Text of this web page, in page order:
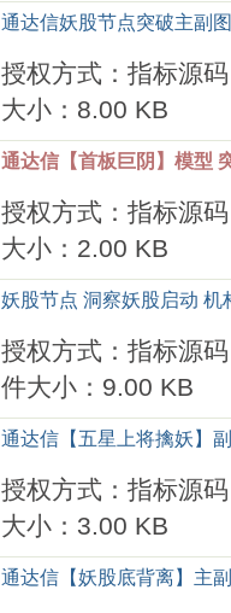
通达信妖股节点突破主副
授权方式：指标源码
大小：8.00 KB
通达信【首板巨阴】模型
授权方式：指标源码
大小：2.00 KB
妖股节点 洞察妖股启动
授权方式：指标源码
件大小：9.00 KB
通达信【五星上将擒妖】
授权方式：指标源码
大小：3.00 KB
通达信【妖股底背离】主